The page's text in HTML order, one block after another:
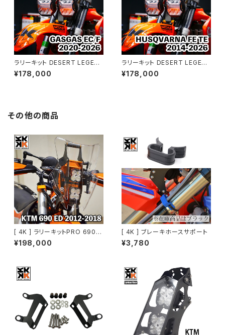
ラリーキット DESERT LEGEN
D｜GASGAS EC/F 2020-20
26
¥178,000
ラリーキット DESERT LEGEN
D｜HUSQVARNA FE TE 201
4-2026
¥178,000
その他の商品
[ 4K ] ラリーキットPRO 690 [
KTM 690系 2012-2018 / 20
08-2011 ]
¥198,000
[ 4K ] ブレーキホースサポート
¥3,780